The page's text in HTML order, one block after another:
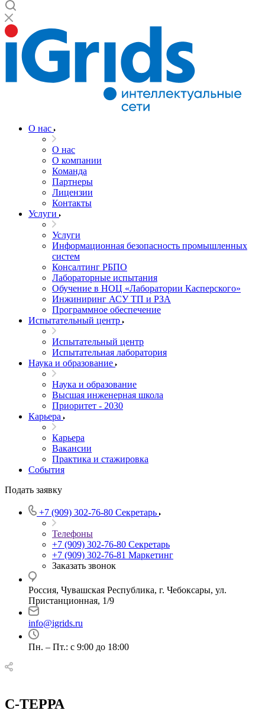
О нас
О нас
О компании
Команда
Партнеры
Лицензии
Контакты
Услуги
Услуги
Информационная безопасность промышленных
систем
Консалтинг РБПО
Лабораторные испытания
Обучение в НОЦ «Лаборатории Касперского»
Инжиниринг АСУ ТП и РЗА
Программное обеспечение
Испытательный центр
Испытательный центр
Испытательная лаборатория
Наука и образование
Наука и образование
Высшая инженерная школа
Приоритет - 2030
Карьера
Карьера
Вакансии
Практика и стажировка
События
Подать заявку
+7 (909) 302-76-80 Секретарь
Телефоны
+7 (909) 302-76-80 Секретарь
+7 (909) 302-76-81 Маркетинг
Заказать звонок
Россия, Чувашская Республика, г. Чебоксары, ул.
Пристанционная, 1/9
info@igrids.ru
Пн. – Пт.: с 9:00 до 18:00
С-ТЕРРА